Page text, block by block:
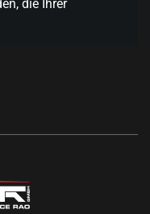
die Ihrer